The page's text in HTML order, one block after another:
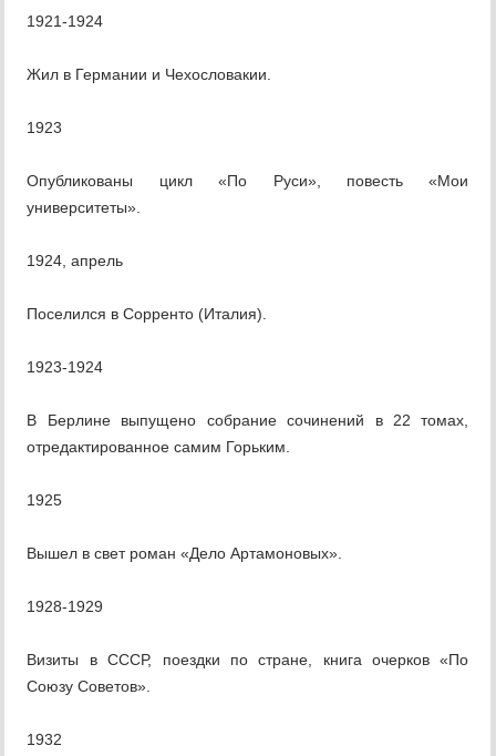
1921-1924
Жил в Германии и Чехословакии.
1923
Опубликованы цикл «По Руси», повесть «Мои
университеты».
1924, апрель
Поселился в Сорренто (Италия).
1923-1924
В Берлине выпущено собрание сочинений в 22 томах,
отредактированное самим Горьким.
1925
Вышел в свет роман «Дело Артамоновых».
1928-1929
Визиты в СССР, поездки по стране, книга очерков «По
Союзу Советов».
1932